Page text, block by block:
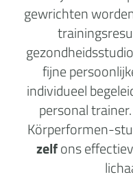
gewrichten
fijne
individueel
personal
Körperformen-
zelfons